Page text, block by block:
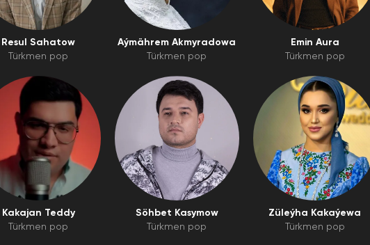
Resul Sahatow
Türkmen pop
Aýmährem Akmyradowa
Türkmen pop
Emin Aura
Türkmen pop
Kakajan Teddy
Türkmen pop
Söhbet Kasymow
Türkmen pop
Züleýha Kakaýewa
Türkmen pop